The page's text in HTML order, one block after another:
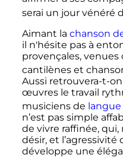
serai un jour vénéré
Aimant la chanson
il n'hésite pas à
provençales, venues
cantilènes et
Aussi retrouvera-t-
œuvres le travail
musiciens de
n’est pas simple
de vivre raffinée,
désir, et l’agressivité
développe une